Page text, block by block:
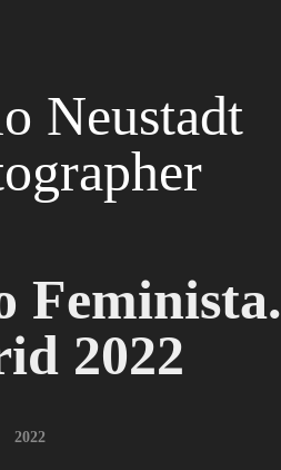
Neustadt
Feminista.
2022
2022